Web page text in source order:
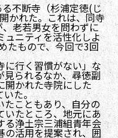
不断寺（杉浦定徳(じ
かれた。これは、同寺
老若男女を問わずに
ュニティを活性化しよ
たもので、今回で3回
に行く習慣がない」な
見られるなか、尋徳副
開かれた寺院にした
いた。
こともあり、自分の
いたところ、地元にあ
る浄土宗三浦組青年会
の活用を提案され、囲